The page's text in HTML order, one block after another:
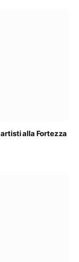
alla Fortezza